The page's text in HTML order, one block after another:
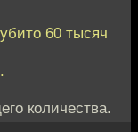
60 тысяч
количества.